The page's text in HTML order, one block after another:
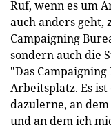
Ruf, wenn es um
auch anders geht,
Campaigning
sondern auch die
"Das
Arbeitsplatz. Es
dazulerne, an
und an dem ich